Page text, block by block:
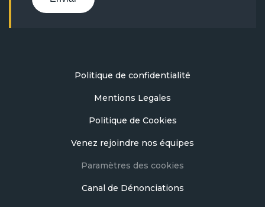
Politique de confidentialité
Mentions Legales
Politique de Cookies
Venez rejoindre nos équipes
Paramètres des cookies
Canal de Dénonciations